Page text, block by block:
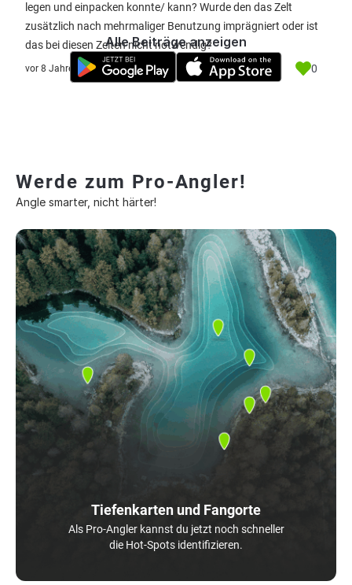
legen und einpacken konnte/ kann? Wurde den das Zelt
zusätzlich nach mehrmaliger Benutzung imprägniert oder ist
das bei diesen Zelten nicht notwendig?
vor 8 Jahre 0
Alle Beiträge anzeigen
Werde zum Pro-Angler!
Angle smarter, nicht härter!
Tiefenkarten und Fangorte
Als Pro-Angler kannst du jetzt noch schneller
die Hot-Spots identifizieren.